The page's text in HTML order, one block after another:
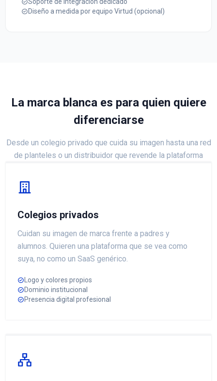
Soporte de integración dedicado
Diseño a medida por equipo Virtud (opcional)
La marca blanca es para quien quiere
diferenciarse
Desde un colegio privado que cuida su imagen hasta una red
de planteles o un distribuidor que revende la plataforma
Colegios privados
Cuidan su imagen de marca frente a padres y
alumnos. Quieren una plataforma que se vea como
suya, no como un SaaS genérico.
Logo y colores propios
Dominio institucional
Presencia digital profesional